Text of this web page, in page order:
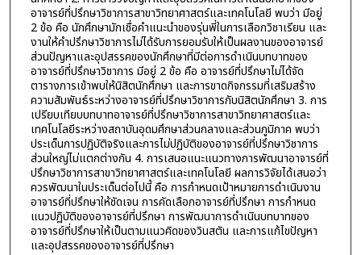
อาจารย์ที่ปรึกษาวิชาการสาขาวิทยาศาสตร์และเทคโนโลยี พบว่า มีอยู่
2 ข้อ คือ นักศึกษามักเชื่อคำแนะนำของรุ่นพี่ในการเลือกวิชาเรียน และ
งานให้คำปรึกษาวิชาการไม่ได้รับการยอมรับให้เป็นผลงานของอาจารย์
ส่วนปัญหาและอุปสรรคของนักศึกษาที่มีต่อการดำเนินบทบาทของ
อาจารย์ที่ปรึกษาวิชาการ มีอยู่ 2 ข้อ คือ อาจารย์ที่ปรึกษาไม่ได้จัด
ตารางการเข้าพบให้นิสิตนักศึกษา และการขาดกิจกรรมที่เสริมสร้าง
ความสัมพันธ์ระหว่างอาจารย์ที่ปรึกษาวิชาการกับนิสิตนักศึกษา 3. การ
เปรียบเทียบบทบาทอาจารย์ที่ปรึกษาวิชาการสาขาวิทยาศาสตร์และ
เทคโนโลยีระหว่างสถาบันอุดมศึกษาส่วนกลางและส่วนภูมิภาค พบว่า
ประเด็นการปฏิบัติจริงและการไม่ปฏิบัติของอาจารย์ที่ปรึกษาวิชาการ
ส่วนใหญ่ไม่แตกต่างกัน 4. การเสนอแนะแนวทางการพัฒนาอาจารย์ที่
ปรึกษาวิชาการสาขาวิทยาศาสตร์และเทคโนโลยี ผลการวิจัยได้เสนอว่า
ควรพัฒนาในประเด็นต่อไปนี้ คือ การกำหนดเป้าหมายการดำเนินงาน
อาจารย์ที่ปรึกษาให้ชัดเจน การคัดเลือกอาจารย์ที่ปรึกษา การกำหนด
แนวปฏิบัติของอาจารย์ที่ปรึกษา การพัฒนาการดำเนินบทบาทของ
อาจารย์ที่ปรึกษาให้เป็นตามแนวคิดของวินสตัน และการแก้ไขปัญหา
และอุปสรรคของอาจารย์ที่ปรึกษา